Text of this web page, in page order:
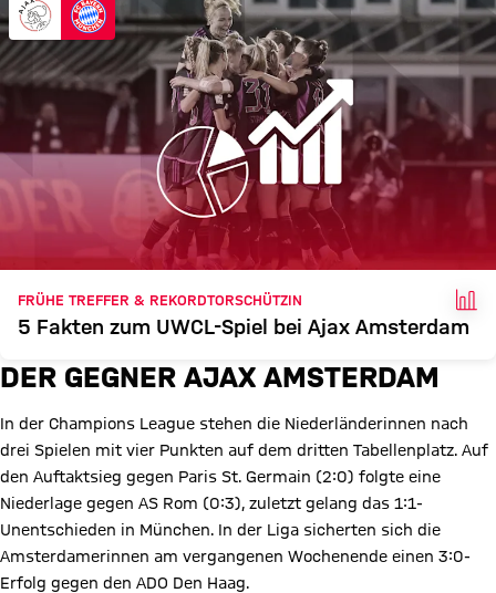
FRÜHE TREFFER & REKORDTORSCHÜTZIN
5 Fakten zum UWCL-Spiel bei Ajax Amsterdam
DER GEGNER AJAX AMSTERDAM
In der Champions League stehen die Niederländerinnen nach
drei Spielen mit vier Punkten auf dem dritten Tabellenplatz. Auf
den Auftaktsieg gegen Paris St. Germain (2:0) folgte eine
Niederlage gegen AS Rom (0:3), zuletzt gelang das 1:1-
Unentschieden in München. In der Liga sicherten sich die
Amsterdamerinnen am vergangenen Wochenende einen 3:0-
Erfolg gegen den ADO Den Haag.